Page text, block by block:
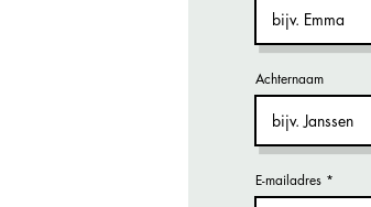
Achternaam
E-mailadres